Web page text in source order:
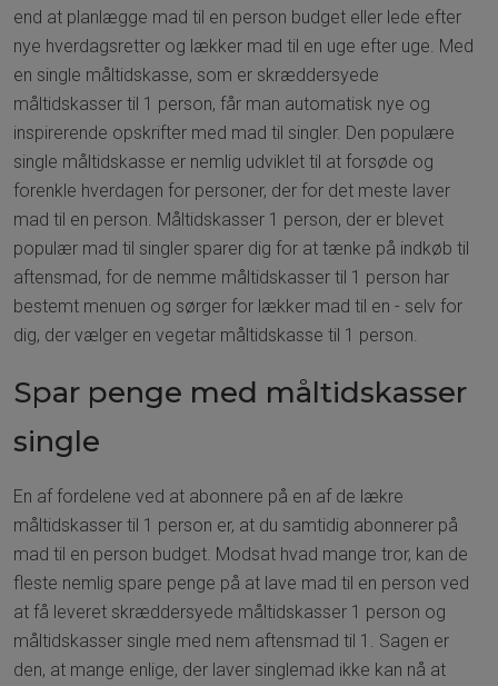
end at planlægge mad til en person budget eller lede efter
nye hverdagsretter og lækker mad til en uge efter uge. Med
en single måltidskasse, som er skræddersyede
måltidskasser til 1 person, får man automatisk nye og
inspirerende opskrifter med mad til singler. Den populære
single måltidskasse er nemlig udviklet til at forsøde og
forenkle hverdagen for personer, der for det meste laver
mad til en person. Måltidskasser 1 person, der er blevet
populær mad til singler sparer dig for at tænke på indkøb til
aftensmad, for de nemme måltidskasser til 1 person har
bestemt menuen og sørger for lækker mad til en - selv for
dig, der vælger en vegetar måltidskasse til 1 person.
Spar penge med måltidskasser
single
En af fordelene ved at abonnere på en af de lækre
måltidskasser til 1 person er, at du samtidig abonnerer på
mad til en person budget. Modsat hvad mange tror, kan de
fleste nemlig spare penge på at lave mad til en person ved
at få leveret skræddersyede måltidskasser 1 person og
måltidskasser single med nem aftensmad til 1. Sagen er
den, at mange enlige, der laver singlemad ikke kan nå at